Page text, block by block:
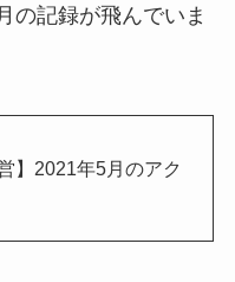
の記録が飛んでいま
】2021年5月のアク